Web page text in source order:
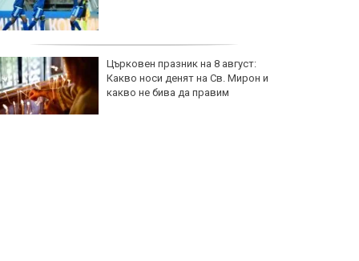
Църковен празник на 8 август:
Какво носи денят на Св. Мирон и
какво не бива да правим